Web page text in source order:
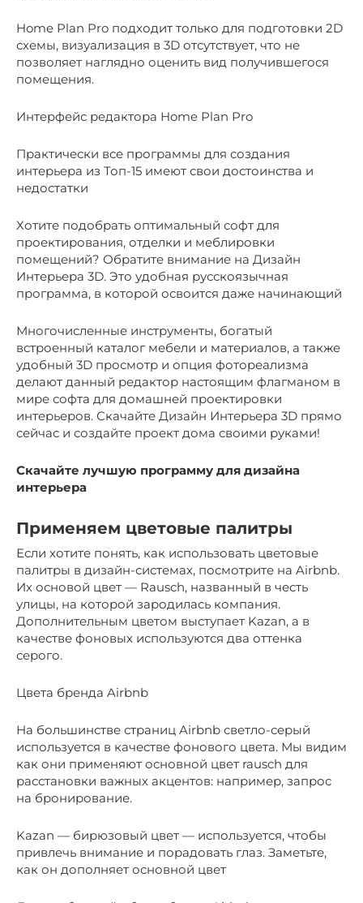
Home Plan Pro подходит только для подготовки 2D
схемы, визуализация в 3D отсутствует, что не
позволяет наглядно оценить вид получившегося
помещения.
Интерфейс редактора Home Plan Pro
Практически все программы для создания
интерьера из Топ-15 имеют свои достоинства и
недостатки
Хотите подобрать оптимальный софт для
проектирования, отделки и меблировки
помещений? Обратите внимание на Дизайн
Интерьера 3D. Это удобная русскоязычная
программа, в которой освоится даже начинающий
Многочисленные инструменты, богатый
встроенный каталог мебели и материалов, а также
удобный 3D просмотр и опция фотореализма
делают данный редактор настоящим флагманом в
мире софта для домашней проектировки
интерьеров. Скачайте Дизайн Интерьера 3D прямо
сейчас и создайте проект дома своими руками!
Скачайте лучшую программу для дизайна
интерьера
Применяем цветовые палитры
Если хотите понять, как использовать цветовые
палитры в дизайн-системах, посмотрите на Airbnb.
Их основой цвет — Rausch, названный в честь
улицы, на которой зародилась компания.
Дополнительным цветом выступает Kazan, а в
качестве фоновых используются два оттенка
серого.
Цвета бренда Airbnb
На большинстве страниц Airbnb светло-серый
используется в качестве фонового цвета. Мы видим
как они применяют основной цвет rausch для
расстановки важных акцентов: например, запрос
на бронирование.
Kazan — бирюзовый цвет — используется, чтобы
привлечь внимание и порадовать глаз. Заметьте,
как он дополняет основной цвет